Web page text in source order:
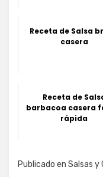
Receta de Salsa
casera
Receta de
barbacoa casera
rápida
Publicado en Salsas y